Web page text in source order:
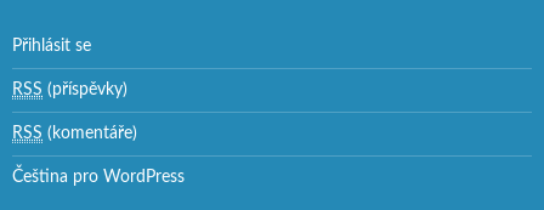
Přihlásit se
RSS (příspěvky)
RSS (komentáře)
Čeština pro WordPress